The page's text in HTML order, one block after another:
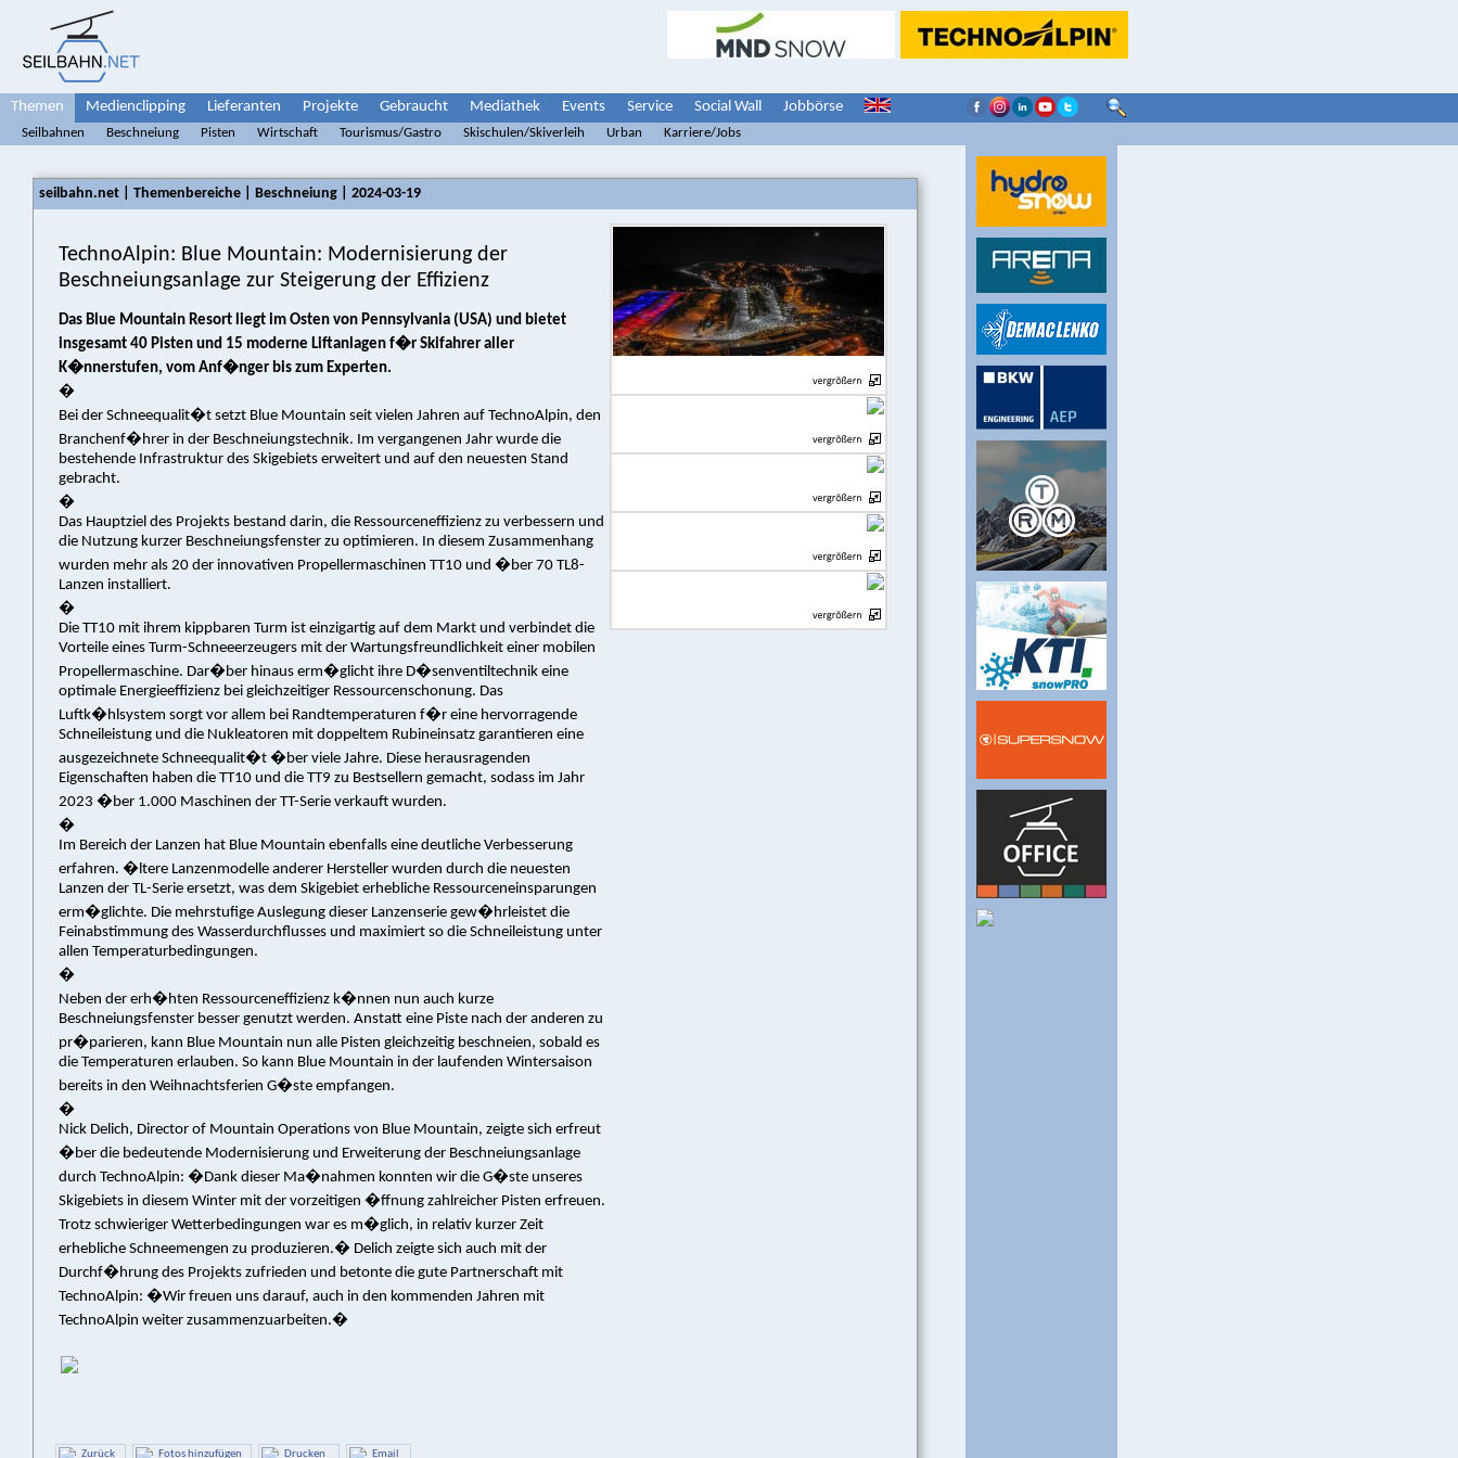
Themen Medienclipping Lieferanten Projekte Gebraucht Mediathek Events Service Social Wall Jobbörse
Seilbahnen Beschneiung Pisten Wirtschaft Tourismus/Gastro Skischulen/Skiverleih Urban Karriere/Jobs
seilbahn.net | Themenbereiche | Beschneiung | 2024-03-19
TechnoAlpin: Blue Mountain: Modernisierung der
Beschneiungsanlage zur Steigerung der Effizienz
Das Blue Mountain Resort liegt im Osten von Pennsylvania (USA) und bietet
insgesamt 40 Pisten und 15 moderne Liftanlagen f�r Skifahrer aller
K�nnerstufen, vom Anf�nger bis zum Experten.
�
Bei der Schneequalit�t setzt Blue Mountain seit vielen Jahren auf TechnoAlpin, den
Branchenf�hrer in der Beschneiungstechnik. Im vergangenen Jahr wurde die
bestehende Infrastruktur des Skigebiets erweitert und auf den neuesten Stand
gebracht.
�
Das Hauptziel des Projekts bestand darin, die Ressourceneffizienz zu verbessern und
die Nutzung kurzer Beschneiungsfenster zu optimieren. In diesem Zusammenhang
wurden mehr als 20 der innovativen Propellermaschinen TT10 und �ber 70 TL8-
Lanzen installiert.
�
Die TT10 mit ihrem kippbaren Turm ist einzigartig auf dem Markt und verbindet die
Vorteile eines Turm-Schneeerzeugers mit der Wartungsfreundlichkeit einer mobilen
Propellermaschine. Dar�ber hinaus erm�glicht ihre D�senventiltechnik eine
optimale Energieeffizienz bei gleichzeitiger Ressourcenschonung. Das
Luftk�hlsystem sorgt vor allem bei Randtemperaturen f�r eine hervorragende
Schneileistung und die Nukleatoren mit doppeltem Rubineinsatz garantieren eine
ausgezeichnete Schneequalit�t �ber viele Jahre. Diese herausragenden
Eigenschaften haben die TT10 und die TT9 zu Bestsellern gemacht, sodass im Jahr
2023 �ber 1.000 Maschinen der TT-Serie verkauft wurden.
�
Im Bereich der Lanzen hat Blue Mountain ebenfalls eine deutliche Verbesserung
erfahren. �ltere Lanzenmodelle anderer Hersteller wurden durch die neuesten
Lanzen der TL-Serie ersetzt, was dem Skigebiet erhebliche Ressourceneinsparungen
erm�glichte. Die mehrstufige Auslegung dieser Lanzenserie gew�hrleistet die
Feinabstimmung des Wasserdurchflusses und maximiert so die Schneileistung unter
allen Temperaturbedingungen.
�
Neben der erh�hten Ressourceneffizienz k�nnen nun auch kurze
Beschneiungsfenster besser genutzt werden. Anstatt eine Piste nach der anderen zu
pr�parieren, kann Blue Mountain nun alle Pisten gleichzeitig beschneien, sobald es
die Temperaturen erlauben. So kann Blue Mountain in der laufenden Wintersaison
bereits in den Weihnachtsferien G�ste empfangen.
�
Nick Delich, Director of Mountain Operations von Blue Mountain, zeigte sich erfreut
�ber die bedeutende Modernisierung und Erweiterung der Beschneiungsanlage
durch TechnoAlpin: �Dank dieser Ma�nahmen konnten wir die G�ste unseres
Skigebiets in diesem Winter mit der vorzeitigen �ffnung zahlreicher Pisten erfreuen.
Trotz schwieriger Wetterbedingungen war es m�glich, in relativ kurzer Zeit
erhebliche Schneemengen zu produzieren.� Delich zeigte sich auch mit der
Durchf�hrung des Projekts zufrieden und betonte die gute Partnerschaft mit
TechnoAlpin: �Wir freuen uns darauf, auch in den kommenden Jahren mit
TechnoAlpin weiter zusammenzuarbeiten.�
Zurück Fotos hinzufügen Drucken Email